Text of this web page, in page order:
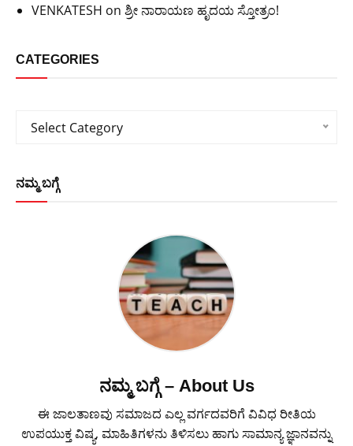
VENKATESH on ಶ್ರೀ ನಾರಾಯಣ ಹೃದಯ ಸ್ತೋತ್ರಂ!
CATEGORIES
Categories
Select Category
ನಮ್ಮ ಬಗ್ಗೆ
ನಮ್ಮ ಬಗ್ಗೆ – About Us
ಈ ಜಾಲತಾಣವು ಸಮಾಜದ ಎಲ್ಲ ವರ್ಗದವರಿಗೆ ವಿವಿಧ ರೀತಿಯ
ಉಪಯುಕ್ತ ವಿಷ್ಯ, ಮಾಹಿತಿಗಳನು ತಿಳಿಸಲು ಹಾಗು ಸಾಮಾನ್ಯ ಜ್ಞಾನವನ್ನು